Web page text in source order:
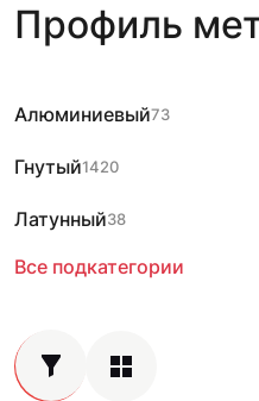
Профиль
Алюминиевый73
Гнутый1420
Латунный38
Все подкатегории